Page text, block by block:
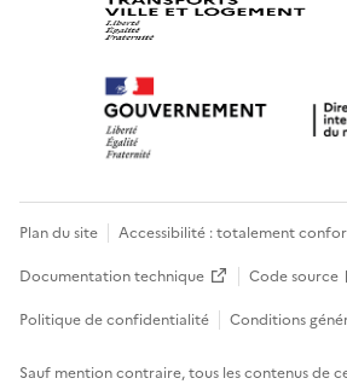
Plan du site Accessibilité : totalement
Documentation technique
Code source
Politique de confidentialité
Conditions
Sauf mention contraire, tous les contenus de